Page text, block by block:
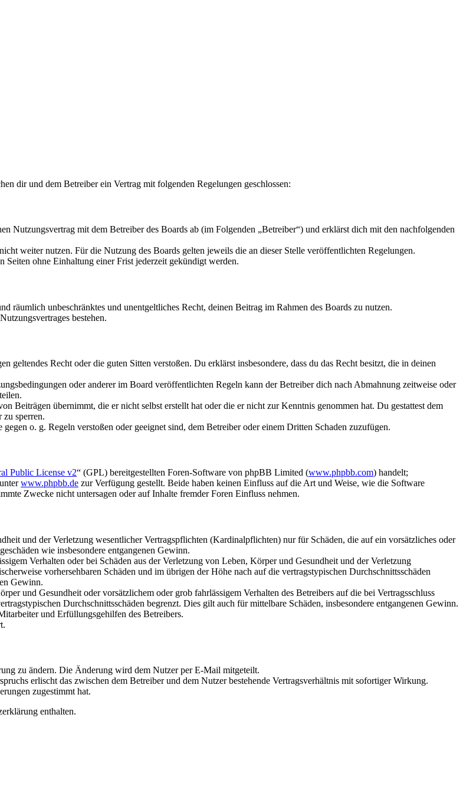
dir und dem Betreiber ein Vertrag mit folgenden Regelungen geschlossen:
Nutzungsvertrag mit dem Betreiber des Boards ab (im Folgenden „Betreiber“) und erklärst dich mit den nachfolgenden
weiter nutzen. Für die Nutzung des Boards gelten jeweils die an dieser Stelle veröffentlichten Regelungen.
ohne Einhaltung einer Frist jederzeit gekündigt werden.
räumlich unbeschränktes und unentgeltliches Recht, deinen Beitrag im Rahmen des Boards zu nutzen.
bestehen.
geltendes Recht oder die guten Sitten verstoßen. Du erklärst insbesondere, dass du das Recht besitzt, die in deinen
oder anderer im Board veröffentlichten Regeln kann der Betreiber dich nach Abmahnung zeitweise oder
Beiträgen übernimmt, die er nicht selbst erstellt hat oder die er nicht zur Kenntnis genommen hat. Du gestattest dem
sperren.
o. g. Regeln verstoßen oder geeignet sind, dem Betreiber oder einem Dritten Schaden zuzufügen.
Public License v2“ (GPL) bereitgestellten Foren-Software von phpBB Limited (www.phpbb.com) handelt;
www.phpbb.de zur Verfügung gestellt. Beide haben keinen Einfluss auf die Art und Weise, wie die Software
Zwecke nicht untersagen oder auf Inhalte fremder Foren Einfluss nehmen.
und der Verletzung wesentlicher Vertragspflichten (Kardinalpflichten) nur für Schäden, die auf ein vorsätzliches oder
wie insbesondere entgangenen Gewinn.
Verhalten oder bei Schäden aus der Verletzung von Leben, Körper und Gesundheit und der Verletzung
vorhersehbaren Schäden und im übrigen der Höhe nach auf die vertragstypischen Durchschnittsschäden
Gewinn.
und Gesundheit oder vorsätzlichem oder grob fahrlässigem Verhalten des Betreibers auf die bei Vertragsschluss
Durchschnittsschäden begrenzt. Dies gilt auch für mittelbare Schäden, insbesondere entgangenen Gewinn.
und Erfüllungsgehilfen des Betreibers.
zu ändern. Die Änderung wird dem Nutzer per E-Mail mitgeteilt.
erlischt das zwischen dem Betreiber und dem Nutzer bestehende Vertragsverhältnis mit sofortiger Wirkung.
zugestimmt hat.
enthalten.